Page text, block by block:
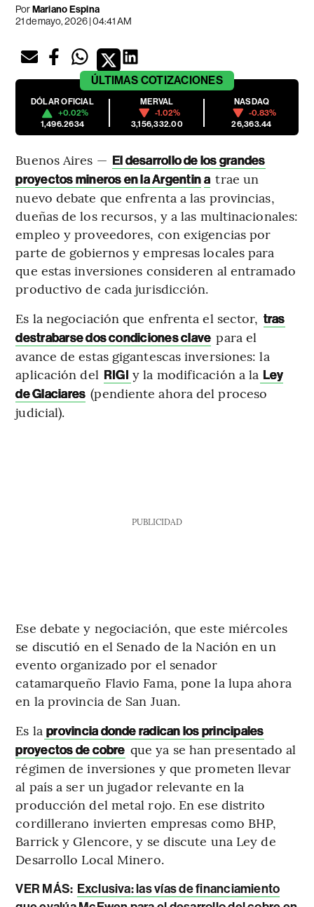
PorMariano Espina
21 de mayo, 2026 | 04:41 AM
ÚLTIMAS COTIZACIONES
DÓLAR OFICIAL
+0.02%
1,496.2634
MERVAL
-1.02%
3,156,332.00
NASDAQ
-0.83%
26,363.44
Buenos Aires — El desarrollo de los grandes
proyectos mineros en la Argentina trae un
nuevo debate que enfrenta a las provincias,
dueñas de los recursos, y a las multinacionales:
empleo y proveedores, con exigencias por
parte de gobiernos y empresas locales para
que estas inversiones consideren al entramado
productivo de cada jurisdicción.
Es la negociación que enfrenta el sector, tras
destrabarse dos condiciones clave para el
avance de estas gigantescas inversiones: la
aplicación del RIGI y la modificación a la Ley
de Glaciares (pendiente ahora del proceso
judicial).
PUBLICIDAD
Ese debate y negociación, que este miércoles
se discutió en el Senado de la Nación en un
evento organizado por el senador
catamarqueño Flavio Fama, pone la lupa ahora
en la provincia de San Juan.
Es la provincia donde radican los principales
proyectos de cobre que ya se han presentado al
régimen de inversiones y que prometen llevar
al país a ser un jugador relevante en la
producción del metal rojo. En ese distrito
cordillerano invierten empresas como BHP,
Barrick y Glencore, y se discute una Ley de
Desarrollo Local Minero.
VER MÁS: Exclusiva: las vías de financiamiento